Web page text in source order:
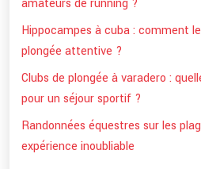
amateurs de running ?
Hippocampes à cuba : comment
plongée attentive ?
Clubs de plongée à varadero :
pour un séjour sportif ?
Randonnées équestres sur les
expérience inoubliable